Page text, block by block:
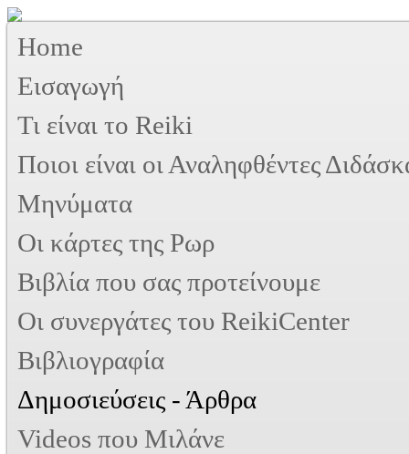
Home
Εισαγωγή
Τι είναι το Reiki
Ποιοι είναι οι Αναληφθέντες
Μηνύματα
Οι κάρτες της Ρωρ
Βιβλία που σας προτείνουμε
Oι συνεργάτες του ReikiCenter
Βιβλιογραφία
Δημοσιεύσεις - Άρθρα
Videos που Μιλάνε